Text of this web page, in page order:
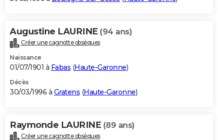
Augustine LAURINE (94 ans)
Créer une cagnotte obsèques
Naissance
01/07/1901 à Fabas (Haute-Garonne)
Décès
30/03/1996 à Gratens (Haute-Garonne)
Raymonde LAURINE (89 ans)
Créer une cagnotte obsèques